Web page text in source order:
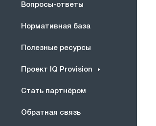
Вопросы-ответы
Нормативная база
Полезные ресурсы
Проект IQ Provision
Стать партнёром
Обратная связь